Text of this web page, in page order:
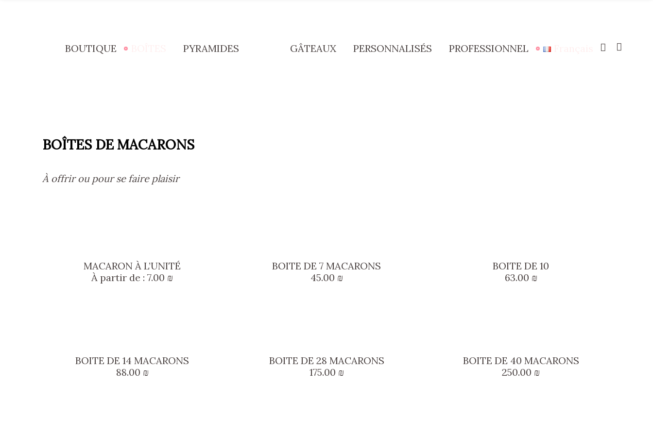
BOUTIQUE PYRAMIDES GÂTEAUX PERSONNALISÉS PROFESSIONNEL
BOÎTES DE MACARONS
À offrir ou pour se faire plaisir
MACARON À L’UNITÉ
À partir de : 7.00 ₪
BOITE DE 7 MACARONS
45.00 ₪
BOITE DE 10
63.00 ₪
BOITE DE 14 MACARONS
88.00 ₪
BOITE DE 28 MACARONS
175.00 ₪
BOITE DE 40 MACARONS
250.00 ₪